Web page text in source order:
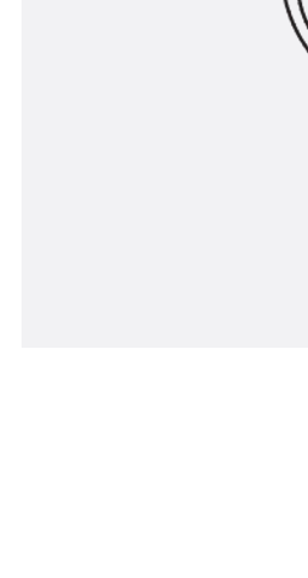
Der Sammelhalter SH K
aus halogen- und
Glühdrahtprüfung nach VDE